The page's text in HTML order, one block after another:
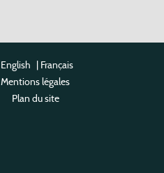
English | Français
Mentions légales
Plan du site